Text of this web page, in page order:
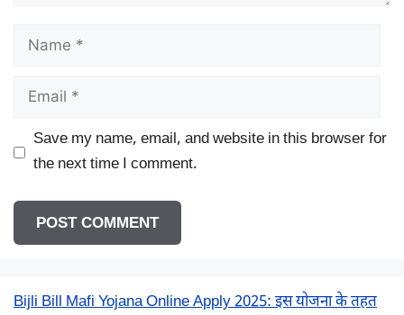
Name
Email
Save my name, email, and website in this browser for
the next time I comment.
Bijli Bill Mafi Yojana Online Apply 2025: इस योजना के तहत